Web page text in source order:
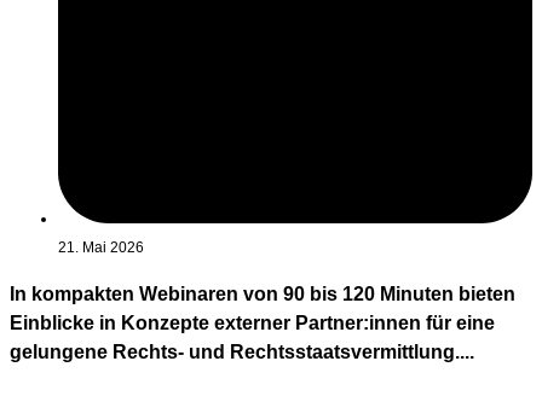
21. Mai 2026
In kompakten Webinaren von 90 bis 120 Minuten bieten
Einblicke in Konzepte externer Partner:innen für eine
gelungene Rechts- und Rechtsstaatsvermittlung....